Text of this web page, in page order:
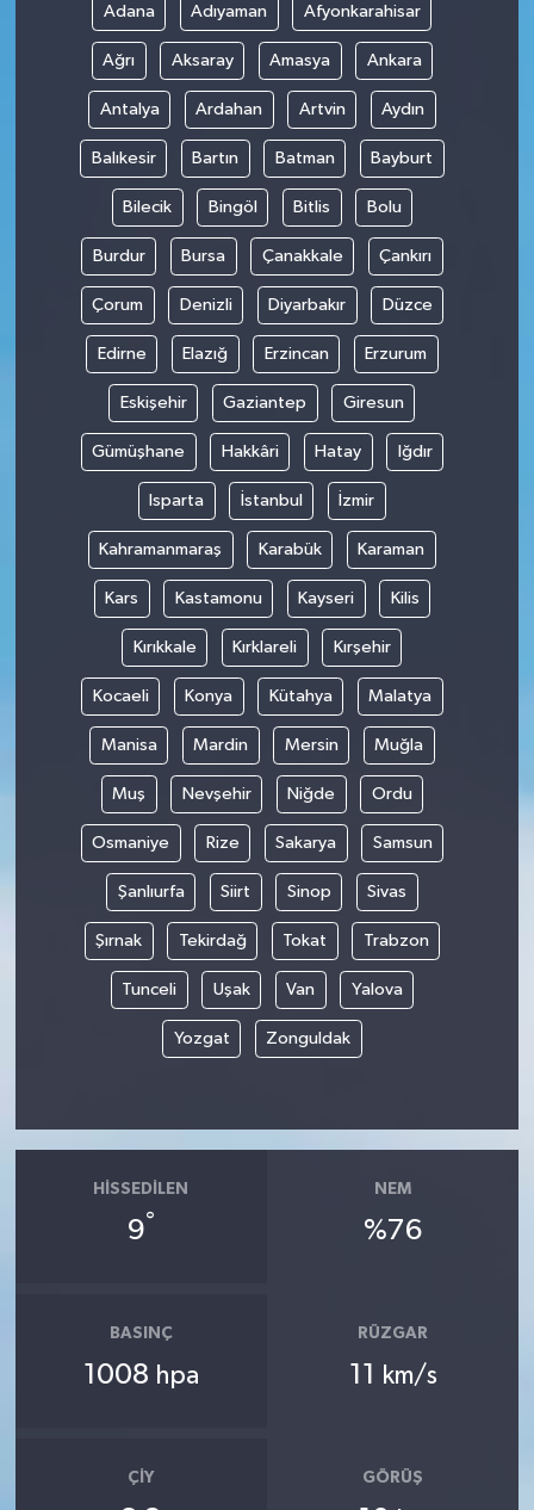
Adana Adıyaman Afyonkarahisar
Ağrı Aksaray Amasya Ankara
Antalya Ardahan Artvin Aydın
Balıkesir Bartın Batman Bayburt
Bilecik Bingöl Bitlis Bolu
Burdur Bursa Çanakkale Çankırı
Çorum Denizli Diyarbakır Düzce
Edirne Elazığ Erzincan Erzurum
Eskişehir Gaziantep Giresun
Gümüşhane Hakkâri Hatay Iğdır
Isparta İstanbul İzmir
Kahramanmaraş Karabük Karaman
Kars Kastamonu Kayseri Kilis
Kırıkkale Kırklareli Kırşehir
Kocaeli Konya Kütahya Malatya
Manisa Mardin Mersin Muğla
Muş Nevşehir Niğde Ordu
Osmaniye Rize Sakarya Samsun
Şanlıurfa Siirt Sinop Sivas
Şırnak Tekirdağ Tokat Trabzon
Tunceli Uşak Van Yalova
Yozgat Zonguldak
HISSEDILEN
9°
NEM
%76
BASINÇ
1008 hpa
RÜZGAR
11 km/s
ÇIY GÖRÜŞ